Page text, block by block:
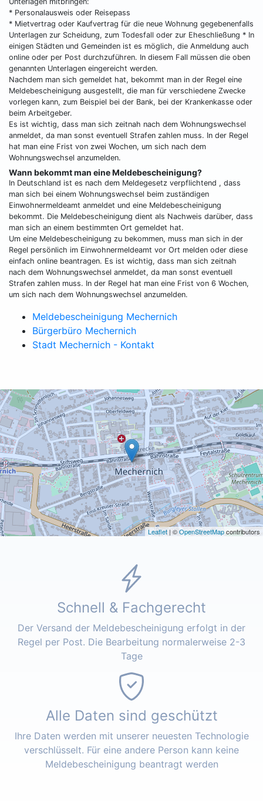
* Personalausweis oder Reisepass
* Mietvertrag oder Kaufvertrag für die neue Wohnung gegebenenfalls
Unterlagen zur Scheidung, zum Todesfall oder zur Eheschließung * In
einigen Städten und Gemeinden ist es möglich, die Anmeldung auch
online oder per Post durchzuführen. In diesem Fall müssen die oben
genannten Unterlagen eingereicht werden.
Nachdem man sich gemeldet hat, bekommt man in der Regel eine
Meldebescheinigung ausgestellt, die man für verschiedene Zwecke
vorlegen kann, zum Beispiel bei der Bank, bei der Krankenkasse oder
beim Arbeitgeber.
Es ist wichtig, dass man sich zeitnah nach dem Wohnungswechsel
anmeldet, da man sonst eventuell Strafen zahlen muss. In der Regel
hat man eine Frist von zwei Wochen, um sich nach dem
Wohnungswechsel anzumelden.
Wann bekommt man eine Meldebescheinigung?
In Deutschland ist es nach dem Meldegesetz verpflichtend , dass
man sich bei einem Wohnungswechsel beim zuständigen
Einwohnermeldeamt anmeldet und eine Meldebescheinigung
bekommt. Die Meldebescheinigung dient als Nachweis darüber, dass
man sich an einem bestimmten Ort gemeldet hat.
Um eine Meldebescheinigung zu bekommen, muss man sich in der
Regel persönlich im Einwohnermeldeamt vor Ort melden oder diese
einfach online beantragen. Es ist wichtig, dass man sich zeitnah
nach dem Wohnungswechsel anmeldet, da man sonst eventuell
Strafen zahlen muss. In der Regel hat man eine Frist von 6 Wochen,
um sich nach dem Wohnungswechsel anzumelden.
Meldebescheinigung Mechernich
Bürgerbüro Mechernich
Stadt Mechernich - Kontakt
Leaflet | ©OpenStreetMapcontributors
Schnell & Fachgerecht
Der Versand der Meldebescheinigung erfolgt in der
Regel per Post. Die Bearbeitung normalerweise 2-3
Tage
Alle Daten sind geschützt
Ihre Daten werden mit unserer neuesten Technologie
verschlüsselt. Für eine andere Person kann keine
Meldebescheinigung beantragt werden